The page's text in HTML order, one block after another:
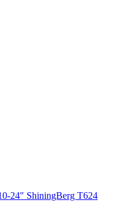
24" ShiningBerg T624